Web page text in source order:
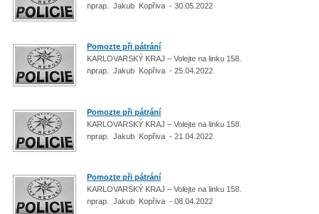
nprap. Jakub Kopřiva - 30.05.2022
Pomozte při pátrání
KARLOVARSKÝ KRAJ – Volejte na linku 158.
nprap. Jakub Kopřiva - 25.04.2022
Pomozte při pátrání
KARLOVARSKÝ KRAJ – Volejte na linku 158.
nprap. Jakub Kopřiva - 21.04.2022
Pomozte při pátrání
KARLOVARSKÝ KRAJ – Volejte na linku 158.
nprap. Jakub Kopřiva - 08.04.2022